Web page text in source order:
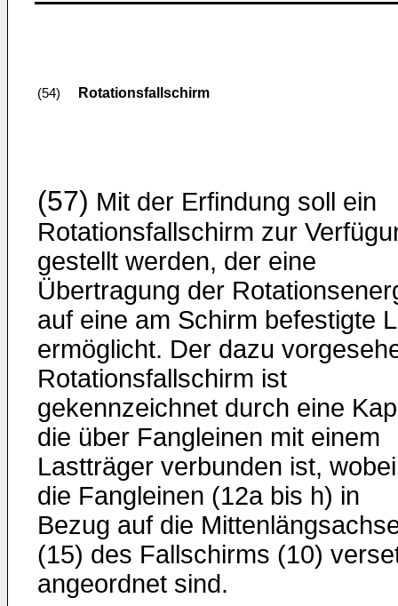
(54) Rotationsfallschirm
(57) Mit der Erfindung soll ein
Rotationsfallschirm zur
gestellt werden, der eine
Übertragung der
auf eine am Schirm befestigte
ermöglicht. Der dazu
Rotationsfallschirm ist
gekennzeichnet durch eine
die über Fangleinen mit einem
Lastträger verbunden ist, wobei
die Fangleinen (12a bis h) in
Bezug auf die
(15) des Fallschirms (10)
angeordnet sind.